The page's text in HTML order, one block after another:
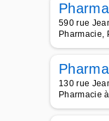
590 rue
Pharmacie,
130 rue
Pharmacie